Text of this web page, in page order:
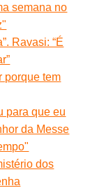
semana no
Ravasi: “É
porque tem
para que eu
da Messe
dos